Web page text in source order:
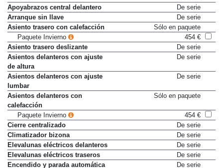
Apoyabrazos central delantero
De serie
Arranque sin llave
De serie
Asiento trasero con calefacción
Sólo en paquete
Paquete Invierno
454 €
Asiento trasero deslizante
De serie
Asientos delanteros con ajuste
de altura
De serie
Asientos delanteros con ajuste
lumbar
De serie
Asientos delanteros con
calefacción
Sólo en paquete
Paquete Invierno
454 €
Cierre centralizado
De serie
Climatizador bizona
De serie
Elevalunas eléctricos delanteros
De serie
Elevalunas eléctricos traseros
De serie
Encendido y parada automática
De serie